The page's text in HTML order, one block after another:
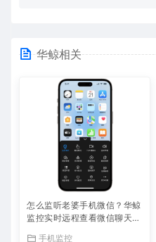
华鲸相关
怎么监听老婆手机微信？华鲸
监控实时远程查看微信聊天记
手机监控